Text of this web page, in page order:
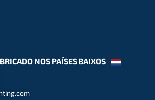
NOS PAÍSES BAIXOS